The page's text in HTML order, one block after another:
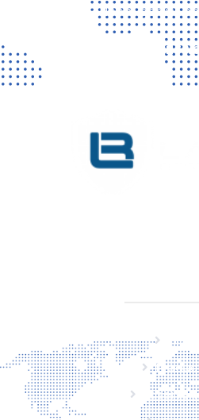
Vragen? Neem gerust
Home